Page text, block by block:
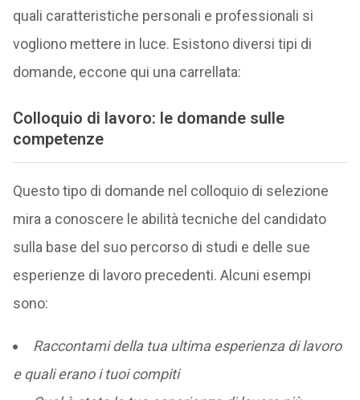
quali caratteristiche personali e professionali si
vogliono mettere in luce. Esistono diversi tipi di
domande, eccone qui una carrellata:
Colloquio di lavoro: le domande sulle
competenze
Questo tipo di domande nel colloquio di selezione
mira a conoscere le abilità tecniche del candidato
sulla base del suo percorso di studi e delle sue
esperienze di lavoro precedenti. Alcuni esempi
sono:
Raccontami della tua ultima esperienza di lavoro
e quali erano i tuoi compiti